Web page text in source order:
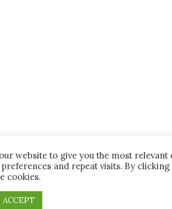
website to give you the most relevant
and repeat visits. By clicking
cookies.
ACCEPT